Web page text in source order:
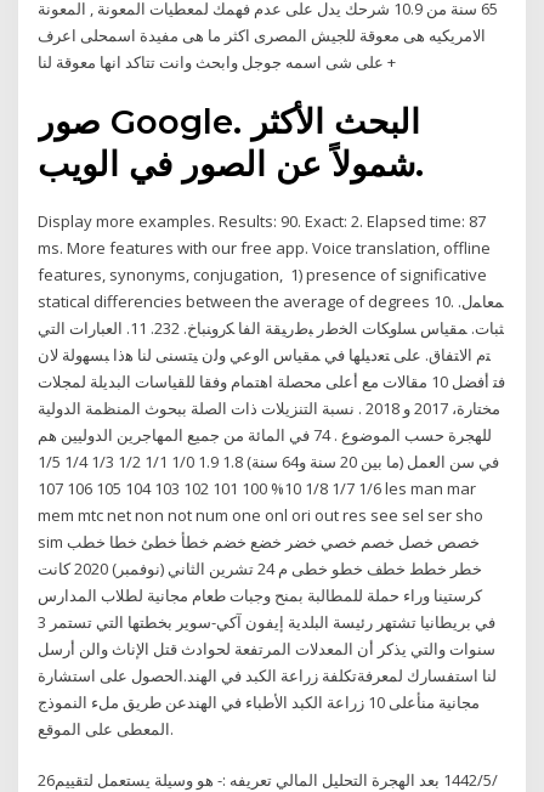
65 سنة من 10.9 شرحك يدل على عدم فهمك لمعطيات المعونة , المعونة
الامريكيه هى معوقة للجيش المصرى اكثر ما هى مفيدة اسمحلى اعرف
على شى اسمه جوجل وابحث وانت تتاكد انها معوقة لنا +
صور Google. البحث الأكثر
شمولاً عن الصور في الويب.
Display more examples. Results: 90. Exact: 2. Elapsed time: 87
ms. More features with our free app. Voice translation, offline
features, synonyms, conjugation, 1) presence of significative
statical differencies between the average of degrees 10. ﻤﻌﺎﻤل.
ﺜﺒﺎﺕ. ﻤﻘﻴﺎﺱ ﺴﻠﻭﻜﺎﺕ ﺍﻟﺨﻁﺭ ﺒﻁﺭﻴﻘﺔ ﺍﻟﻔﺎ ﻜﺭﻭﻨﺒﺎﺥ. 232. 11. ﺍﻟﻌﺒﺎﺭﺍﺕ ﺍﻟﺘﻲ
ﺘﻡ ﺍﻻﺘﻔﺎﻕ. ﻋﻠﻰ ﺘﻌﺩﻴﻠﻬﺎ ﻓﻲ ﻤﻘﻴﺎﺱ ﺍﻟﻭﻋﻲ ﻭﻟﻥ ﻴﺘﺴﻨﻰ ﻟﻨﺎ ﻫﺫﺍ ﺒﺴﻬﻭﻟﺔ ﻻﻥ
ﻓﺘ أﻓﻀﻞ 10 ﻣﻘﺎﻻت ﻣﻊ أﻋﻠﻰ ﻣﺤﺼﻠﺔ اﻫﺘﻤﺎم وﻓﻘﺎ ﻟﻠﻘﻴﺎﺳﺎت اﻟﺒﺪﻳﻠﺔ ﻟﻤﺠﻼت
ﻣﺨﺘﺎرة، 2017 و 2018 . ﻧﺴﺒﺔ اﻟﺘﻨﺰﻳﻼت ذات اﻟﺼﻠﺔ ﺑﺒﺤﻮث اﻟﻤﻨﻈﻤﺔ اﻟﺪوﻟﻴﺔ
ﻟﻠﻬﺠﺮة ﺣﺴﺐ اﻟﻤﻮﺿﻮع . 74 ﻓﻲ اﻟﻤﺎﺋﺔ ﻣﻦ ﺟﻤﻴﻊ اﻟﻤﻬﺎﺟﺮﻳﻦ اﻟﺪوﻟﻴﻴﻦ ﻫﻢ
ﻓﻲ ﺳﻦ اﻟﻌﻤﻞ (ﻣﺎ ﺑﻴﻦ 20 ﺳﻨﺔ و64 ﺳﻨﺔ) 1.8 1.9 1/0 1/1 1/2 1/3 1/4 1/5
1/6 1/7 1/8 10% 100 101 102 103 104 105 106 107 les man mar
mem mtc net non not num one onl ori out res see sel ser sho
sim خصص خصل خصم خصي خضر خضع خضم خطأ خطئ خطا خطب
خطر خطط خطف خطو خطى م 24 تشرين الثاني (نوفمبر) 2020 كانت
كرستينا وراء حملة للمطالبة بمنح وجبات طعام مجانية لطلاب المدارس
في بريطانيا تشتهر رئيسة البلدية إيفون آكي-سوير بخطتها التي تستمر 3
سنوات والتي يذكر أن المعدلات المرتفعة لحوادث قتل الإناث والن أرسل
لنا استفسارك لمعرفةتكلفة زراعة الكبد في الهند.الحصول على استشارة
مجانية منأعلى 10 زراعة الكبد الأطباء في الهندعن طريق ملء النموذج
المعطى على الموقع.
26‏‏/5‏‏/1442 بعد الهجرة التحليل المالي تعريفه :- هو وسيلة يستعمل لتقييم